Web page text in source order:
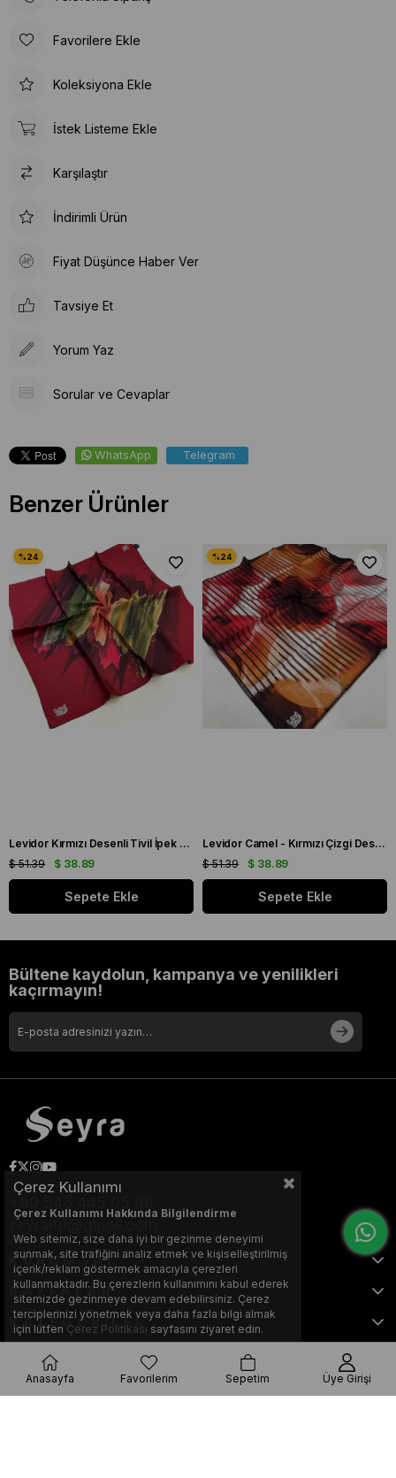
Favorilere Ekle
Koleksiyona Ekle
İstek Listeme Ekle
Karşılaştır
İndirimli Ürün
Fiyat Düşünce Haber Ver
Tavsiye Et
Yorum Yaz
Sorular ve Cevaplar
WhatsApp Telegram
Benzer Ürünler
Levidor Kırmızı Desenli Tivil İpek Eşarp 19086
$ 38.89
$ 51.39
Sepete Ekle
Levidor Camel - Kırmızı Çizgi Desen Tivil İpek Eşarp 20826
$ 38.89
$ 51.39
Sepete Ekle
Bültene kaydolun, kampanya ve yenilikleri
kaçırmayın!
seyraltd@gmail.com
KURUMSAL
SAYFALAR
KATEGORİLER
Bu web sitesi, Nihat KILIÇARSLAN tarafından tasarlanmış ve optimize
Çerez Kullanımı
Çerez Kullanımı Hakkında Bilgilendirme
Web sitemiz, size daha iyi bir gezinme deneyimi
sunmak, site trafiğini analiz etmek ve kişiselleştirilmiş
içerik/reklam göstermek amacıyla çerezleri
kullanmaktadır. Bu çerezlerin kullanımını kabul ederek
sitemizde gezinmeye devam edebilirsiniz. Çerez
terciplerinizi yönetmek veya daha fazla bilgi almak
için lütfen Çerez Politikası sayfasını ziyaret edin.
Anasayfa Favorilerim Sepetim Üye Girişi